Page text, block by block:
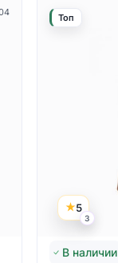
5
3
Топ
В наличии